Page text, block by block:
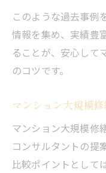
このような過去事例
情報を集め、実績豊
ることが、安心して
のコツです。
マンション大規模
マンション大規模修
コンサルタントの提
比較ポイントとして